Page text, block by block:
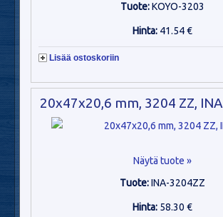
Tuote:KOYO-3203
Hinta: 41.54 €
Lisää ostoskoriin
20x47x20,6 mm, 3204 ZZ, INA
Näytä tuote »
Tuote:INA-3204ZZ
Hinta: 58.30 €